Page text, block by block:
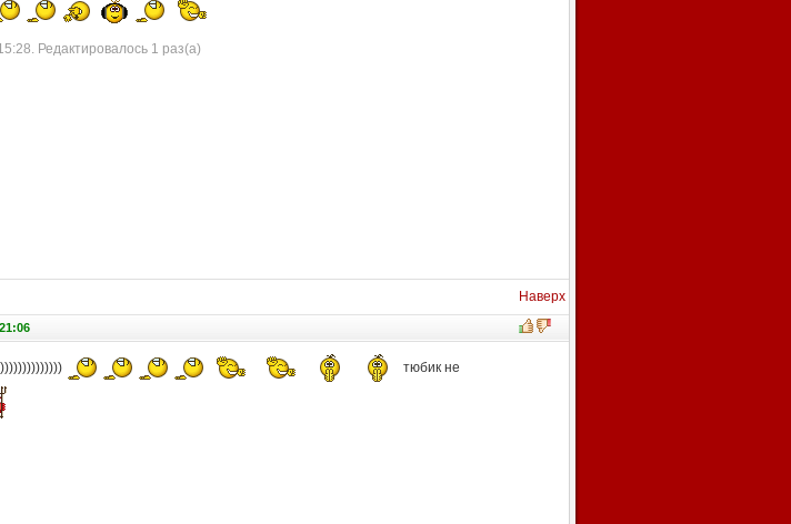
Редактировалось 1 раз(а)
Наверх
тюбик не